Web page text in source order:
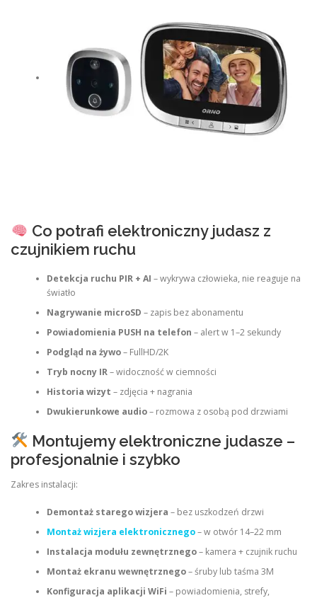
Co potrafi elektroniczny judasz z
czujnikiem ruchu
Detekcja ruchu PIR + AI – wykrywa człowieka, nie reaguje na
światło
Nagrywanie microSD – zapis bez abonamentu
Powiadomienia PUSH na telefon – alert w 1–2 sekundy
Podgląd na żywo– FullHD/2K
Tryb nocny IR– widoczność w ciemności
Historia wizyt – zdjęcia + nagrania
Dwukierunkowe audio– rozmowa z osobą pod drzwiami
Montujemy elektroniczne judasze –
profesjonalnie i szybko
Zakres instalacji:
Demontaż starego wizjera – bez uszkodzeń drzwi
Montaż wizjera elektronicznego– w otwór 14–22 mm
Instalacja modułu zewnętrznego– kamera + czujnik ruchu
Montaż ekranu wewnętrznego– śruby lub taśma 3M
Konfiguracja aplikacji WiFi – powiadomienia, strefy,